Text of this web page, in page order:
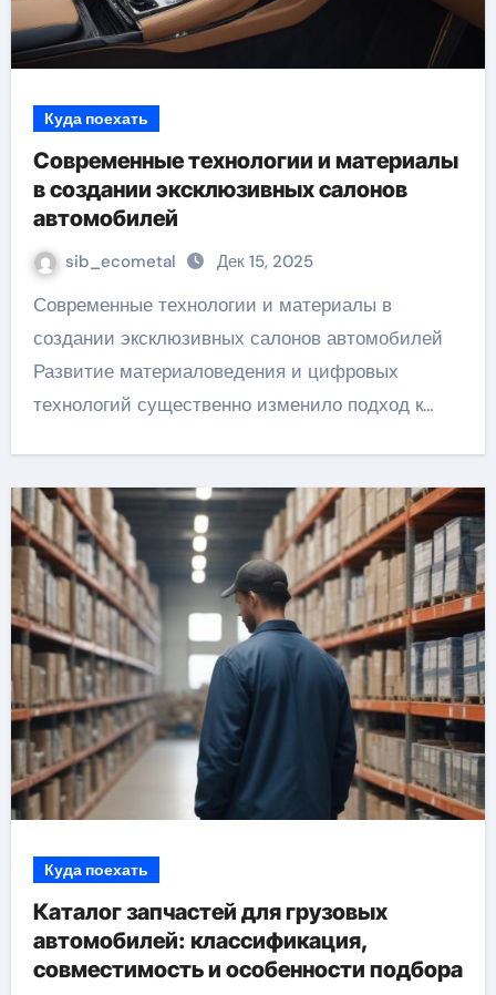
Куда поехать
Современные технологии и материалы
в создании эксклюзивных салонов
автомобилей
sib_ecometal Дек 15, 2025
Современные технологии и материалы в
создании эксклюзивных салонов автомобилей
Развитие материаловедения и цифровых
технологий существенно изменило подход к…
Куда поехать
Каталог запчастей для грузовых
автомобилей: классификация,
совместимость и особенности подбора